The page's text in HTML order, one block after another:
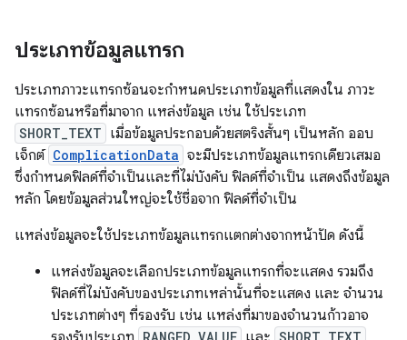
ประเภทข้อมูลแทรก
ประเภทภาวะแทรกซ้อนจะกำหนดประเภทข้อมูลที่แสดงใน ภาวะ
แทรกซ้อนหรือที่มาจาก แหล่งข้อมูล เช่น ใช้ประเภท
SHORT_TEXT เมื่อข้อมูลประกอบด้วยสตริงสั้นๆ เป็นหลัก ออบ
เจ็กต์ ComplicationData จะมีประเภทข้อมูลแทรกเดียวเสมอ
ซึ่งกำหนดฟิลด์ที่จำเป็นและที่ไม่บังคับ ฟิลด์ที่จำเป็น แสดงถึงข้อมูล
หลัก โดยข้อมูลส่วนใหญ่จะใช้ชื่อจาก ฟิลด์ที่จำเป็น
แหล่งข้อมูลจะใช้ประเภทข้อมูลแทรกแตกต่างจากหน้าปัด ดังนี้
แหล่งข้อมูลจะเลือกประเภทข้อมูลแทรกที่จะแสดง รวมถึง
ฟิลด์ที่ไม่บังคับของประเภทเหล่านั้นที่จะแสดง และ จำนวน
ประเภทต่างๆ ที่รองรับ เช่น แหล่งที่มาของจำนวนก้าวอาจ